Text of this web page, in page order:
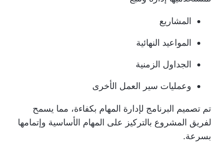
المشاريع
المواعيد النهائية
الجداول الزمنية
وعمليات سير العمل الأخرى
تم تصميم البرنامج لإدارة المهام بكفاءة، مما يسمح
لفريق المشروع بالتركيز على المهام الأساسية وإتمامها
بسرعة.